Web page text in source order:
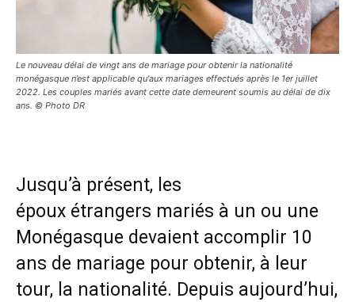
Le nouveau délai de vingt ans de mariage pour obtenir la nationalité
monégasque n’est applicable qu'aux mariages effectués après le 1er juillet
2022. Les couples mariés avant cette date demeurent soumis au délai de dix
ans. © Photo DR
Jusqu’à présent, les
époux étrangers mariés à un ou une
Monégasque devaient accomplir 10
ans de mariage pour obtenir, à leur
tour, la nationalité. Depuis aujourd’hui,